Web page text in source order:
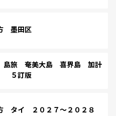
墨田区
島旅 奄美大島 喜界島 加計
５訂版
タイ ２０２７～２０２８